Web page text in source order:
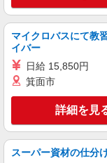
キープ
パート 紹介予定派遣
株式会社トラストグ
有
る）
時
交
マイクロバスにて教
イバー
日給 15,850円
箕面市
詳細を見
スーパー資材の仕分